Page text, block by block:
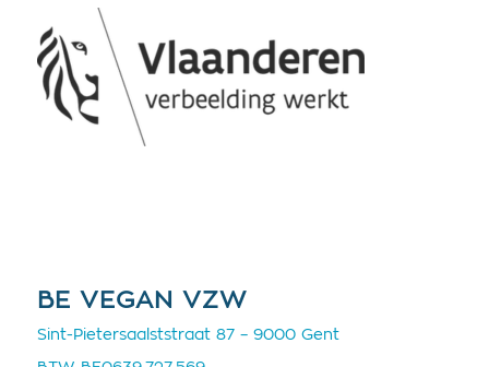
BE VEGAN VZW
Sint-Pietersaalststraat 87 – 9000 Gent